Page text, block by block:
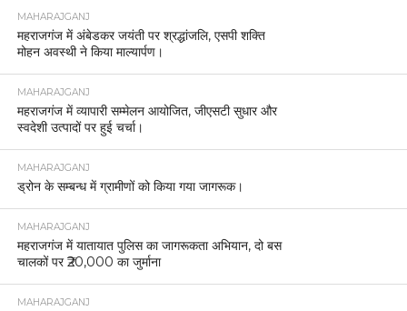
MAHARAJGANJ
महराजगंज में अंबेडकर जयंती पर श्रद्धांजलि, एसपी शक्ति
मोहन अवस्थी ने किया माल्यार्पण।
MAHARAJGANJ
महराजगंज में व्यापारी सम्मेलन आयोजित, जीएसटी सुधार और
स्वदेशी उत्पादों पर हुई चर्चा।
MAHARAJGANJ
ड्रोन के सम्बन्ध में ग्रामीणों को किया गया जागरूक।
MAHARAJGANJ
महराजगंज में यातायात पुलिस का जागरूकता अभियान, दो बस
चालकों पर ₹20,000 का जुर्माना
MAHARAJGANJ